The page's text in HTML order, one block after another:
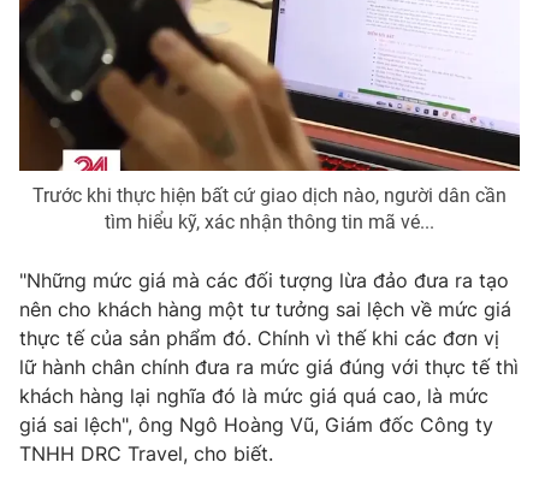
VTV Sức khoẻ Bất động sản
Thị trường 24h Tấm lòng Việt
VTV4 Vươn mình bằng AI
Liên hệ tòa soạn English
THỜI BÁO VTV
Trước khi thực hiện bất cứ giao dịch nào, người dân cần
tìm hiểu kỹ, xác nhận thông tin mã vé...
"Những mức giá mà các đối tượng lừa đảo đưa ra tạo
nên cho khách hàng một tư tưởng sai lệch về mức giá
thực tế của sản phẩm đó. Chính vì thế khi các đơn vị
lữ hành chân chính đưa ra mức giá đúng với thực tế thì
khách hàng lại nghĩa đó là mức giá quá cao, là mức
giá sai lệch", ông Ngô Hoàng Vũ, Giám đốc Công ty
TNHH DRC Travel, cho biết.